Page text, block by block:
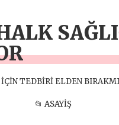
📂 ASAYİŞ